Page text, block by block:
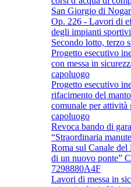
San Giorgio di
Op. 226 - Lavori di
degli impianti
Secondo lotto, terzo
Progetto esecutivo
con messa in
capoluogo
Progetto esecutivo
rifacimento del
comunale per
capoluogo
Revoca bando di
“Straordinaria
Roma sul Canale
di un nuovo ponte”
7298880A4F
Lavori di messa in